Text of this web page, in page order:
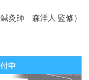
鍼灸師 森洋人 監修）